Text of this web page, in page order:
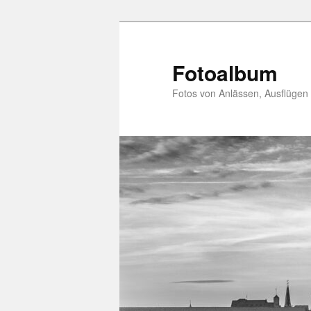
Fotoalbum
Fotos von Anlässen,